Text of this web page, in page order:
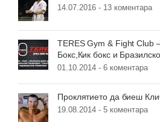
14.07.2016 - 13 коментара
TERES Gym & Fight Club
Бокс,Кик бокс и
01.10.2014 - 6 коментара
Проклятието да биеш
19.08.2014 - 5 коментара